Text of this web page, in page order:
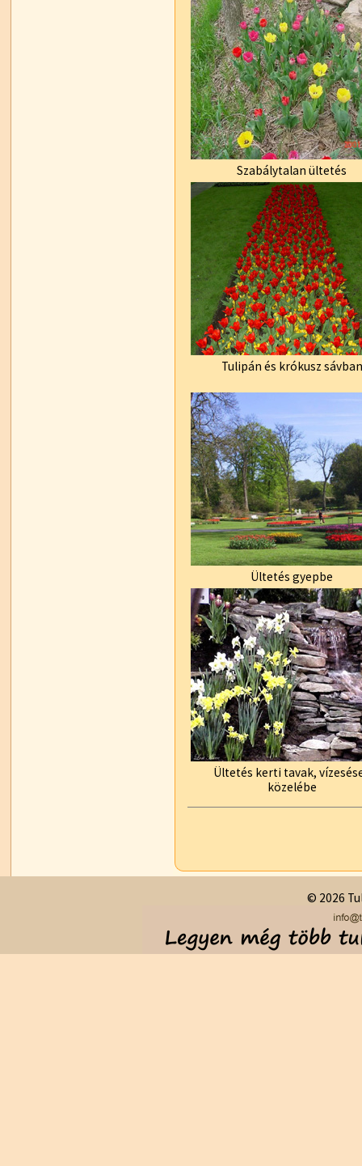
Szabálytalan ültetés
Tulipán és krókusz sávban
Ültetés gyepbe
Ültetés kerti tavak,
közelébe
© 2026